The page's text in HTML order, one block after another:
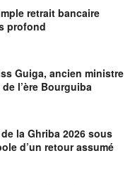
retrait bancaire
profond
Guiga, ancien ministre
l’ère Bourguiba
la Ghriba 2026 sous
d’un retour assumé